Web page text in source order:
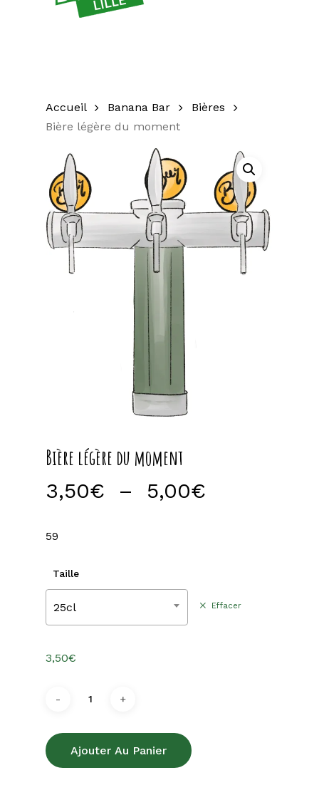
Accueil Banana Bar
Bières
Bière légère du moment
Bière légère du moment
3,50€ – 5,00€
5,00€
59
Taille
25cl Effacer
3,50€
Ajouter Au Panier